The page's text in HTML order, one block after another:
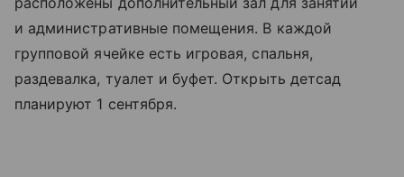
и административные помещения. В каждой
групповой ячейке есть игровая, спальня,
раздевалка, туалет и буфет. Открыть детсад
планируют 1 сентября.